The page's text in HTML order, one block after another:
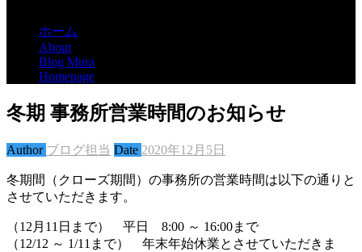
ホーム
About
Blog Mura
Homepage
冬期 事務所営業時間のお知らせ
Author ブログ担当 Date 2020年12月5日
冬期間（クローズ期間）の事務所の営業時間は以下の通りと
させていただきます。
（12月11日まで） 平日 8:00 ～ 16:00まで
（12/12 ～ 1/11まで） 年末年始休業とさせていただきま